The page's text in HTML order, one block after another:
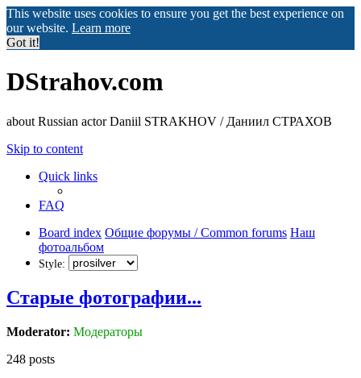
This website uses cookies to ensure you get the best experience on
our website. Learn more
Got it!
DStrahov.com
about Russian actor Daniil STRAKHOV / Даниил СТРАХОВ
Skip to content
Quick links
FAQ
Board index Общие форумы / Common forums Наш
фотоальбом
Style:
Старые фотографии...
Moderator: Модераторы
248 posts